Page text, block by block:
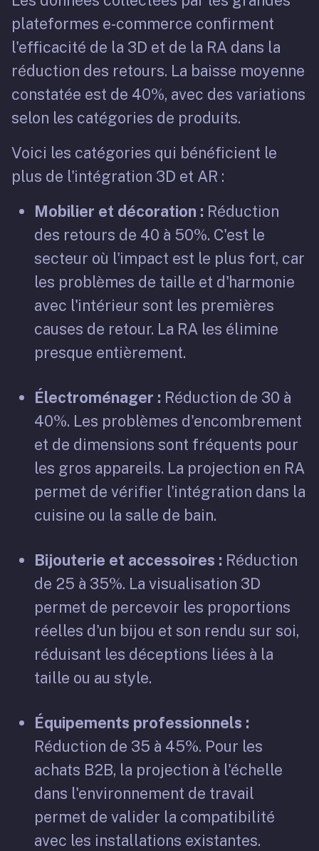
plateformes e-commerce confirment
l'efficacité de la 3D et de la RA dans la
réduction des retours. La baisse moyenne
constatée est de 40%, avec des variations
selon les catégories de produits.
Voici les catégories qui bénéficient le
plus de l'intégration 3D et AR :
Mobilier et décoration : Réduction
des retours de 40 à 50%. C'est le
secteur où l'impact est le plus fort, car
les problèmes de taille et d'harmonie
avec l'intérieur sont les premières
causes de retour. La RA les élimine
presque entièrement.
Électroménager : Réduction de 30 à
40%. Les problèmes d'encombrement
et de dimensions sont fréquents pour
les gros appareils. La projection en RA
permet de vérifier l'intégration dans la
cuisine ou la salle de bain.
Bijouterie et accessoires : Réduction
de 25 à 35%. La visualisation 3D
permet de percevoir les proportions
réelles d'un bijou et son rendu sur soi,
réduisant les déceptions liées à la
taille ou au style.
Équipements professionnels :
Réduction de 35 à 45%. Pour les
achats B2B, la projection à l'échelle
dans l'environnement de travail
permet de valider la compatibilité
avec les installations existantes.